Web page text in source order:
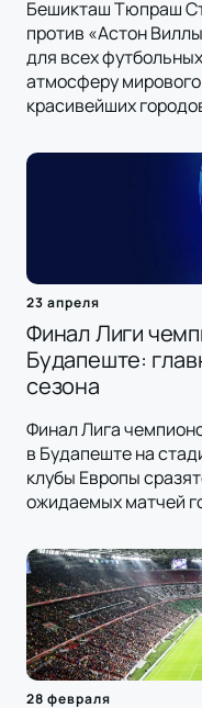
Бешикташ Тюпраш
против «Астон
для всех
атмосферу
красивейших
23 апреля
Финал Лиги
Будапеште:
сезона
Финал Лига
в Будапеште на
клубы Европы
ожидаемых матчей
28 февраля